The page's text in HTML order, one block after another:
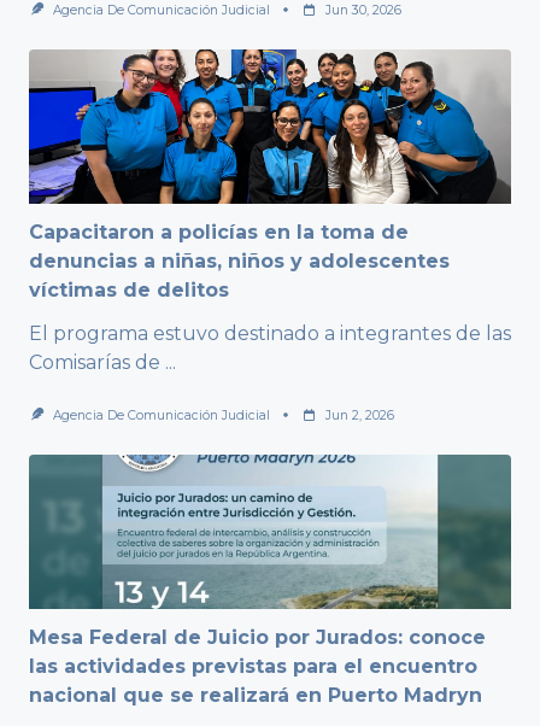
Agencia De Comunicación Judicial Jun 30, 2026
Capacitaron a policías en la toma de
denuncias a niñas, niños y adolescentes
víctimas de delitos
El programa estuvo destinado a integrantes de las
Comisarías de ...
Agencia De Comunicación Judicial Jun 2, 2026
Mesa Federal de Juicio por Jurados: conoce
las actividades previstas para el encuentro
nacional que se realizará en Puerto Madryn